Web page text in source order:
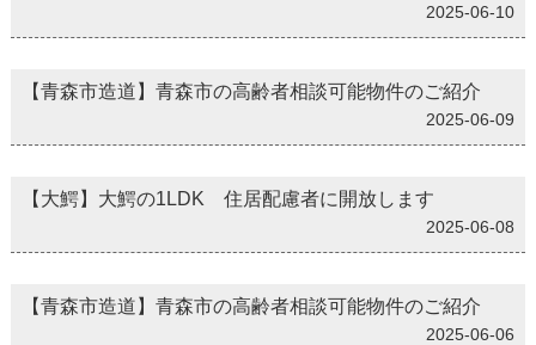
2025-06-10
【青森市造道】青森市の高齢者相談可能物件のご紹介
2025-06-09
【大鰐】大鰐の1LDK 住居配慮者に開放します
2025-06-08
【青森市造道】青森市の高齢者相談可能物件のご紹介
2025-06-06